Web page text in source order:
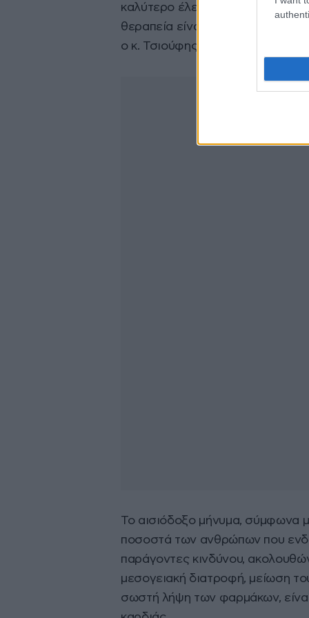
καλύτερο έλεγχο της
θεραπεία είναι πιο εύκολη,
ο κ. Τσιούφης.
Το αισιόδοξο μήνυμα, σύμφωνα
ποσοστά των ανθρώπων που
παράγοντες κινδύνου,
μεσογειακή διατροφή, μείωση
σωστή λήψη των φαρμάκων,